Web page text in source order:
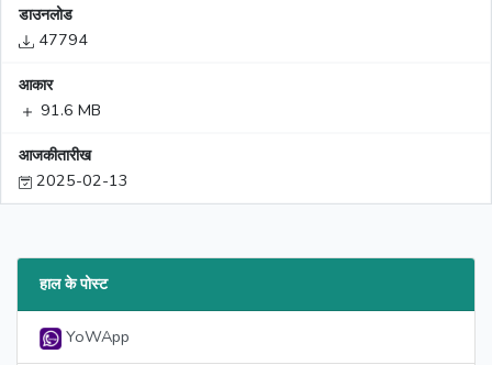
डाउनलोड
47794
आकार
91.6 MB
आजकीतारीख
2025-02-13
हाल के पोस्ट
YoWApp